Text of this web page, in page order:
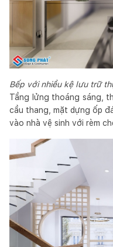
Bếp với nhiều kệ lưu trữ
Tầng lửng thoáng sáng,
cầu thang, mặt dựng ốp
vào nhà vệ sinh với rèm